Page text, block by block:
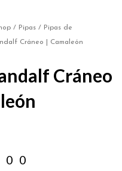
/ Pipas / Pipas de
Cráneo | Camaleón
Cráneo